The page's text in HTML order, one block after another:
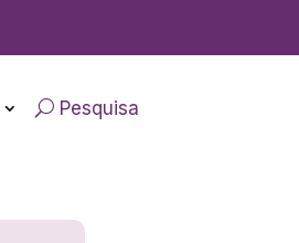
Pesquisa